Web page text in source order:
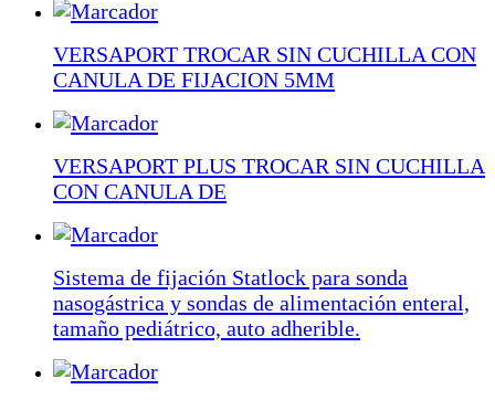
VERSAPORT TROCAR SIN CUCHILLA CON
CANULA DE FIJACION 5MM
VERSAPORT PLUS TROCAR SIN CUCHILLA
CON CANULA DE
Sistema de fijación Statlock para sonda
nasogástrica y sondas de alimentación enteral,
tamaño pediátrico, auto adherible.